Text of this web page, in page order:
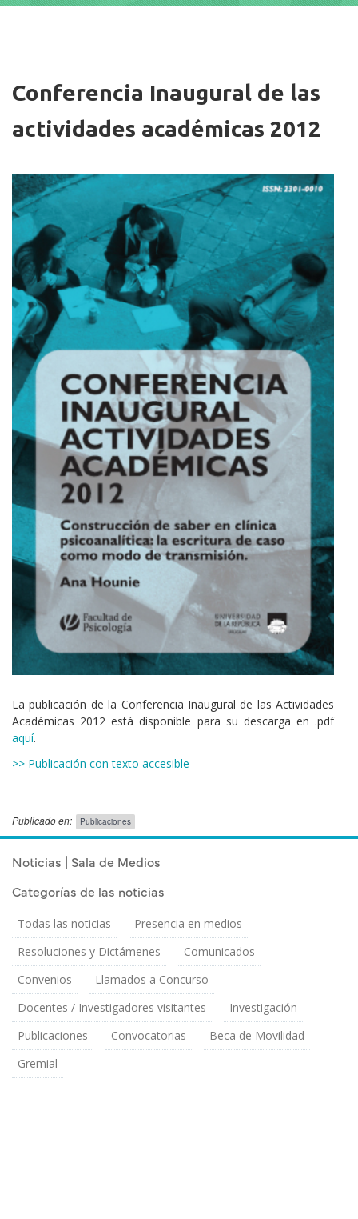
Noticias | Sala de Medios
Categorías de las noticias
Todas las noticias
Presencia en medios
Resoluciones y Dictámenes
Comunicados
Convenios
Llamados a Concurso
Docentes / Investigadores visitantes
Investigación
Publicaciones
Convocatorias
Beca de Movilidad
Gremial
Conferencia Inaugural de las
actividades académicas 2012
Cuerpo
La publicación de la Conferencia Inaugural de las Actividades
Académicas 2012 está disponible para su descarga en .pdf
aquí.
>> Publicación con texto accesible
Publicado en: Publicaciones
Publicado el Jueves 22 Marzo, 2012